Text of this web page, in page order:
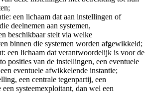
een lichaam dat aan instellingen of
deelnemen aan systemen,
beschikbaar stelt via welke
binnen die systemen worden afgewikkeld;
een lichaam dat verantwoordelijk is voor de
posities van de instellingen, een eventuele
eventuele afwikkelende instantie;
een centrale tegenpartij, een
systeemexploitant, dan wel een